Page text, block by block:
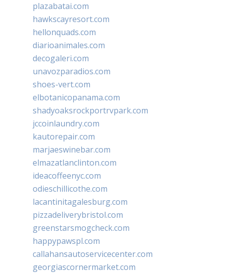
plazabatai.com
hawkscayresort.com
hellonquads.com
diarioanimales.com
decogaleri.com
unavozparadios.com
shoes-vert.com
elbotanicopanama.com
shadyoaksrockportrvpark.com
jccoinlaundry.com
kautorepair.com
marjaeswinebar.com
elmazatlanclinton.com
ideacoffeenyc.com
odieschillicothe.com
lacantinitagalesburg.com
pizzadeliverybristol.com
greenstarsmogcheck.com
happypawspl.com
callahansautoservicecenter.com
georgiascornermarket.com